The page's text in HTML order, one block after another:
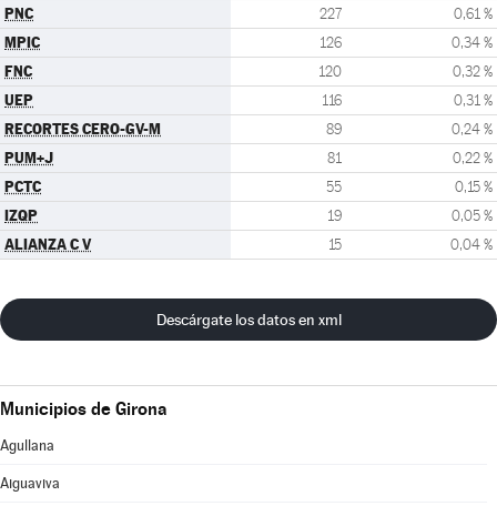
PNC 227 0,61 %
MPIC 126 0,34 %
FNC 120 0,32 %
UEP 116 0,31 %
RECORTES CERO-GV-M 89 0,24 %
PUM+J 81 0,22 %
PCTC 55 0,15 %
IZQP 19 0,05 %
ALIANZA C V 15 0,04 %
Descárgate los datos en xml
Municipios de Girona
Agullana
Aiguaviva